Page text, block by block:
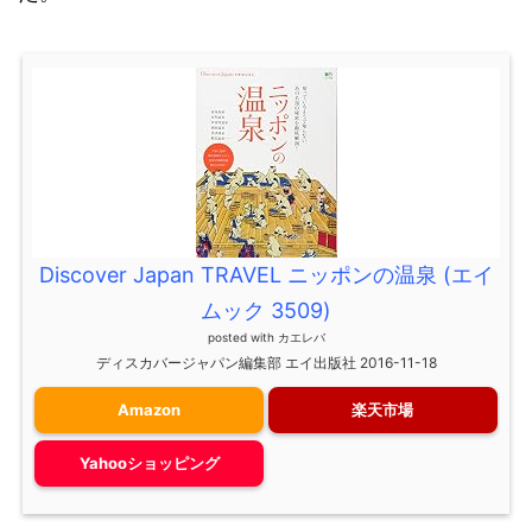
Discover Japan TRAVEL ニッポンの温泉 (エイ
ムック 3509)
posted with カエレバ
ディスカバージャパン編集部 エイ出版社 2016-11-18
Amazon 楽天市場
Yahooショッピング